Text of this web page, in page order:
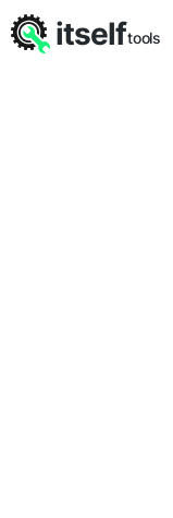
itselftools